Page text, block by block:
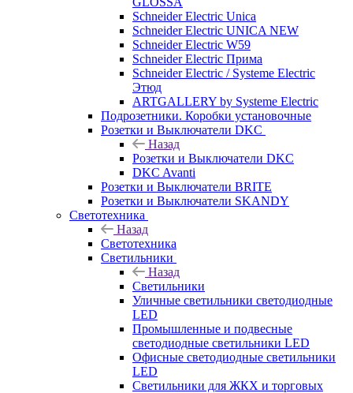
Schneider Electric Unica
Schneider Electric UNICA NEW
Schneider Electric W59
Schneider Electric Прима
Schneider Electric / Systeme Electric
Этюд
ARTGALLERY by Systeme Electric
Подрозетники. Коробки установочные
Розетки и Выключатели DKC
Назад
Розетки и Выключатели DKC
DKC Avanti
Розетки и Выключатели BRITE
Розетки и Выключатели SKANDY
Светотехника
Назад
Светотехника
Светильники
Назад
Светильники
Уличные светильники светодиодные
LED
Промышленные и подвесные
светодиодные светильники LED
Офисные светодиодные светильники
LED
Светильники для ЖКХ и торговых